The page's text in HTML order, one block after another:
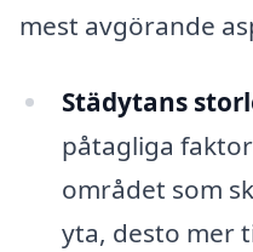
mest avgörande
Städytans
påtagliga
området som
yta, desto mer